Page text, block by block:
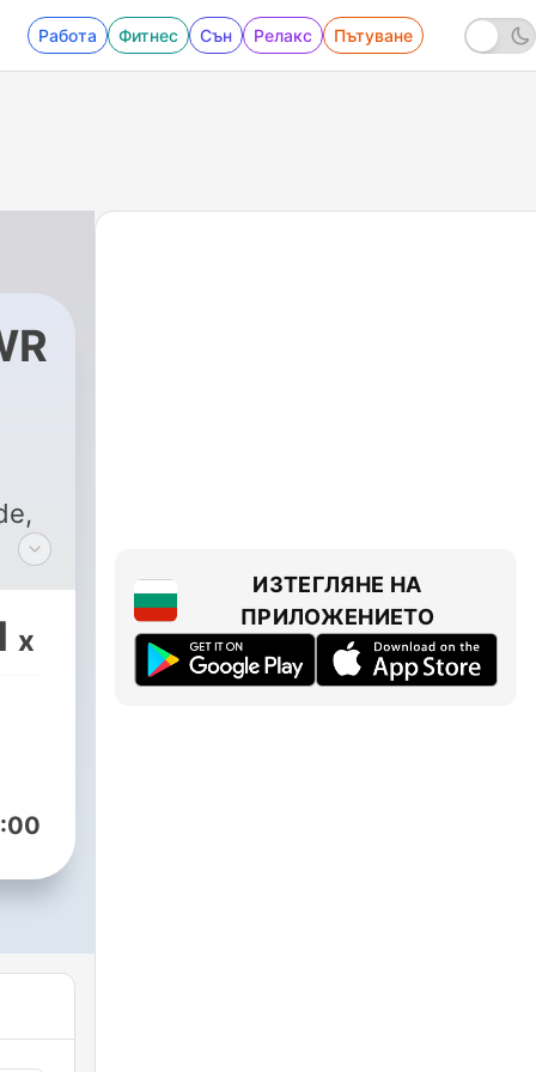
Работа Фитнес Сън Релакс Пътуване
x
ИЗТЕГЛЯНЕ НА
ПРИЛОЖЕНИЕТО